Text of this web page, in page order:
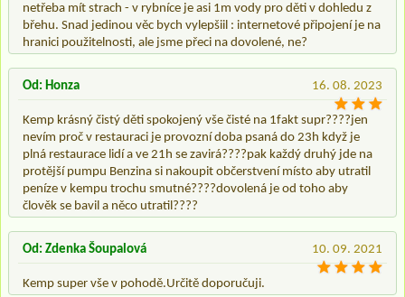
netřeba mít strach - v rybníce je asi 1m vody pro děti v dohledu z
břehu. Snad jedinou věc bych vylepšiil : internetové připojení je na
hranici použitelnosti, ale jsme přeci na dovolené, ne?
16. 08. 2023
Od: Honza
Kemp krásný čistý děti spokojený vše čisté na 1fakt supr????jen
nevím proč v restauraci je provozní doba psaná do 23h když je
plná restaurace lidí a ve 21h se zavirá????pak každý druhý jde na
protější pumpu Benzina si nakoupit občerstvení místo aby utratil
peníze v kempu trochu smutné????dovolená je od toho aby
člověk se bavil a něco utratil????
10. 09. 2021
Od: Zdenka Šoupalová
Kemp super vše v pohodě.Určitě doporučuji.